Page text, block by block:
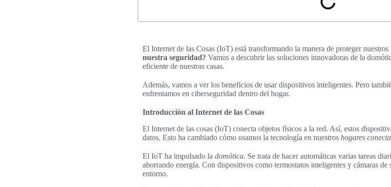
El Internet de las Cosas (IoT) está transformando la manera de proteger nuestros
nuestra seguridad? Vamos a descubrir las soluciones innovadoras de la
eficiente de nuestras casas.
Además, vamos a ver los beneficios de usar dispositivos inteligentes. Pero
enfrentamos en ciberseguridad dentro del hogar.
Introducción al Internet de las Cosas
El Internet de las cosas (IoT) conecta objetos físicos a la red. Así, estos
datos. Esto ha cambiado cómo usamos la tecnología en nuestros hogares
El IoT ha impulsado la domótica. Se trata de hacer automáticas varias tareas
ahorrando energía. Con dispositivos como termostatos inteligentes y cámaras
entorno.